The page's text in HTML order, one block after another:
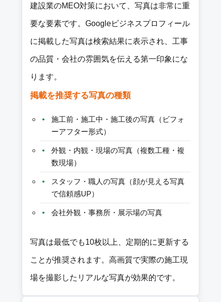
建設業のMEO対策において、写真は非常に重
要な要素です。Googleビジネスプロフィール
に掲載した写真は検索結果に表示され、工事
の品質・会社の雰囲気を伝える第一印象にな
ります。
掲載を推奨する写真の種類
施工前・施工中・施工後の写真（ビフォ
ーアフター形式）
外観・内観・現場の写真（複数工種・複
数現場）
スタッフ・職人の写真（顔が見える写真
で信頼感UP）
会社外観・事務所・展示場の写真
写真は最低でも10枚以上、定期的に更新する
ことが推奨されます。高画質で実際の施工現
場を撮影したリアルな写真が効果的です。